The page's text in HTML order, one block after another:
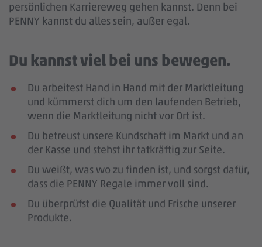
persönlichen Karriereweg gehen kannst. Denn bei
PENNY kannst du alles sein, außer egal.
Du kannst viel bei uns bewegen.
Du arbeitest Hand in Hand mit der Marktleitung
und kümmerst dich um den laufenden Betrieb,
wenn die Marktleitung nicht vor Ort ist.
Du betreust unsere Kundschaft im Markt und an
der Kasse und stehst ihr tatkräftig zur Seite.
Du weißt, was wo zu finden ist, und sorgst dafür,
dass die PENNY Regale immer voll sind.
Du überprüfst die Qualität und Frische unserer
Produkte.